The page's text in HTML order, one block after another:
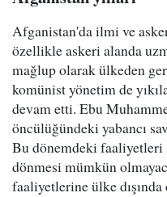
Afganistan'da ilmi ve
özellikle askeri alanda
mağlup olarak ülkeden
komünist yönetim de
devam etti. Ebu
öncülüğündeki yabancı
Bu dönemdeki faaliyetleri
dönmesi mümkün
faaliyetlerine ülke